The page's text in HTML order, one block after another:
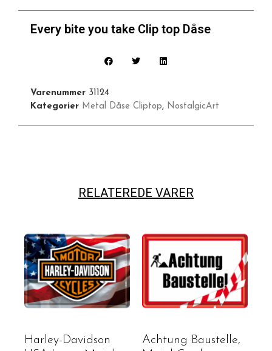
Every bite you take Clip top Dåse
Varenummer 31124
Kategorier Metal Dåse Cliptop, NostalgicArt
RELATEREDE VARER
Harley-Davidson
Achtung Baustelle,